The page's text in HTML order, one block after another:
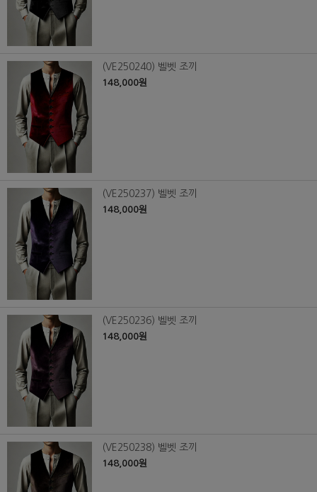
(VE250240) 벨벳 조끼
148,000원
(VE250237) 벨벳 조끼
148,000원
(VE250236) 벨벳 조끼
148,000원
(VE250238) 벨벳 조끼
148,000원